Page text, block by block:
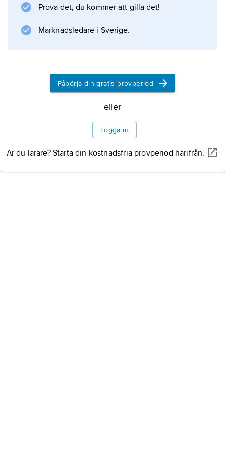
Prova det, du kommer att gilla det!
Marknadsledare i Sverige.
Påbörja din gratis provperiod
eller
Logga in
Är du lärare? Starta din kostnadsfria provperiod härifrån.